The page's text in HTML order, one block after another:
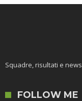
Squadre, risultati e
FOLLOW ME